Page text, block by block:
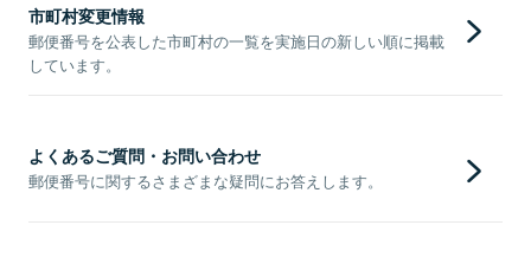
市町村変更情報
郵便番号を公表した市町村の一覧を実施日の新しい順に掲載
しています。
よくあるご質問・お問い合わせ
郵便番号に関するさまざまな疑問にお答えします。